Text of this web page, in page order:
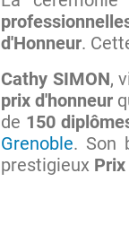
d'Honneur.
Cathy SIMON,
prix d'honneur
de 150
Grenoble. Son
prestigieux